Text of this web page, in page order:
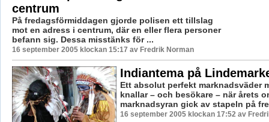
centrum
På fredagsförmiddagen gjorde polisen ett tillslag
mot en adress i centrum, där en eller flera personer
befann sig. Dessa misstänks för ...
16 september 2005 klockan 15:17 av Fredrik Norman
Indiantema på
Ett absolut perfekt marknadsväder
knallar – och besökare – när årets
marknadsyran gick av stapeln på
16 september 2005 klockan 17:52 av